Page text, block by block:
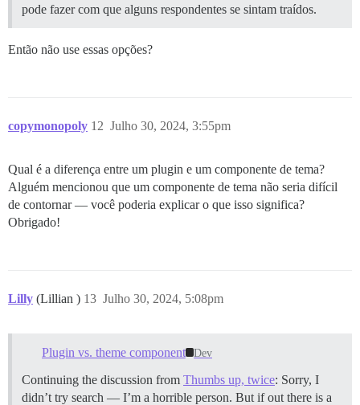
pode fazer com que alguns respondentes se sintam traídos.
Então não use essas opções?
copymonopoly Julho 30, 2024, 3:55pm
12
Qual é a diferença entre um plugin e um componente de tema?
Alguém mencionou que um componente de tema não seria difícil
de contornar — você poderia explicar o que isso significa?
Obrigado!
Lilly (Lillian ) Julho 30, 2024, 5:08pm
13
Plugin vs. theme component Dev
Continuing the discussion from Thumbs up, twice: Sorry, I
didn’t try search — I’m a horrible person. But if out there is a